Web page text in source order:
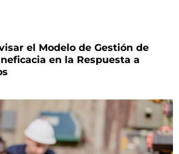
el Modelo de Gestión de
en la Respuesta a